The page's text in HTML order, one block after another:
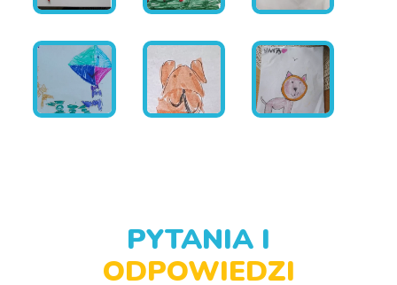
PYTANIA I
ODPOWIEDZI